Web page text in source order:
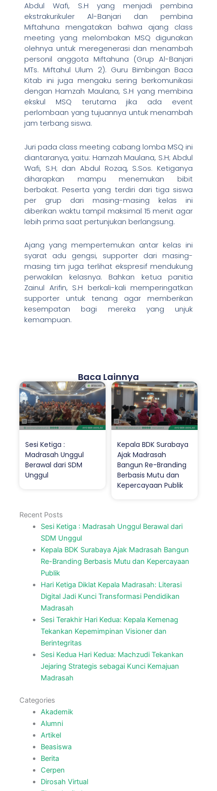
Abdul Wafi, S.H yang menjadi pembina
ekstrakurikuler Al-Banjari dan pembina
Miftahuna mengatakan bahwa ajang class
meeting yang melombakan MSQ digunakan
olehnya untuk meregenerasi dan menambah
personil anggota Miftahuna (Grup Al-Banjari
MTs. Miftahul Ulum 2). Guru Bimbingan Baca
Kitab ini juga mengaku sering berkomunikasi
dengan Hamzah Maulana, S.H yang membina
ekskul MSQ terutama jika ada event
perlombaan yang tujuannya untuk menambah
jam terbang siswa.
Juri pada class meeting cabang lomba MSQ ini
diantaranya, yaitu: Hamzah Maulana, S.H; Abdul
Wafi, S.H; dan Abdul Rozaq, S.Sos. Ketiganya
diharapkan mampu menemukan bibit
berbakat. Peserta yang terdiri dari tiga siswa
per grup dari masing-masing kelas ini
diberikan waktu tampil maksimal 15 menit agar
lebih prima saat pertunjukan berlangsung.
Ajang yang mempertemukan antar kelas ini
syarat adu gengsi, supporter dari masing-
masing tim juga terlihat ekspresif mendukung
perwakilan kelasnya. Bahkan ketua panitia
Zainul Arifin, S.H berkali-kali memperingatkan
supporter untuk tenang agar memberikan
kesempatan bagi mereka yang unjuk
kemampuan.
Baca Lainnya
Sesi Ketiga :
Madrasah Unggul
Berawal dari SDM
Unggul
Kepala BDK Surabaya
Ajak Madrasah
Bangun Re-Branding
Berbasis Mutu dan
Kepercayaan Publik
Recent Posts
Sesi Ketiga : Madrasah Unggul Berawal dari
SDM Unggul
Kepala BDK Surabaya Ajak Madrasah Bangun
Re-Branding Berbasis Mutu dan Kepercayaan
Publik
Hari Ketiga Diklat Kepala Madrasah: Literasi
Digital Jadi Kunci Transformasi Pendidikan
Madrasah
Sesi Terakhir Hari Kedua: Kepala Kemenag
Tekankan Kepemimpinan Visioner dan
Berintegritas
Sesi Kedua Hari Kedua: Machzudi Tekankan
Jejaring Strategis sebagai Kunci Kemajuan
Madrasah
Categories
Akademik
Alumni
Artikel
Beasiswa
Berita
Cerpen
Dirosah Virtual